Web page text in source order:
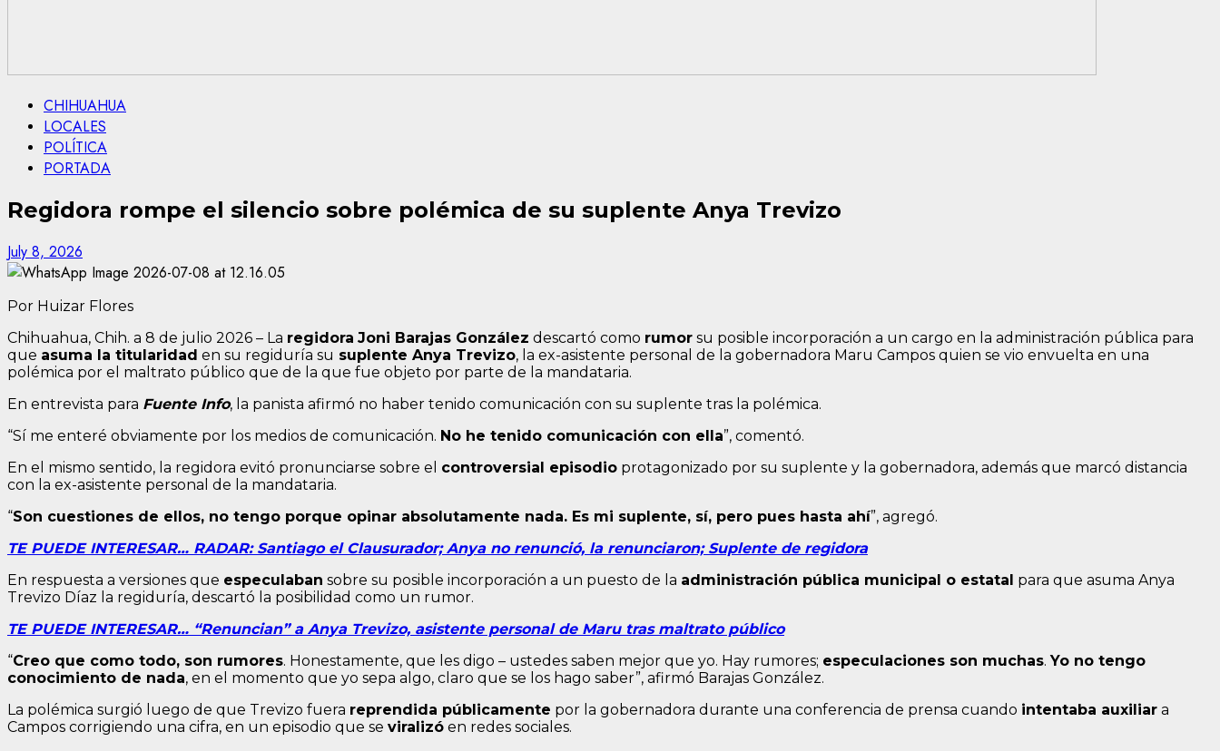
CHIHUAHUA
LOCALES
POLÍTICA
PORTADA
Regidora rompe el silencio sobre polémica de su suplente Anya Trevizo
July 8, 2026
Por Huizar Flores
Chihuahua, Chih. a 8 de julio 2026 – La regidora Joni Barajas González descartó como rumor su posible incorporación a un cargo en la administración pública para
que asuma la titularidad en su regiduría su suplente Anya Trevizo, la ex-asistente personal de la gobernadora Maru Campos quien se vio envuelta en una
polémica por el maltrato público que de la que fue objeto por parte de la mandataria.
En entrevista para Fuente Info, la panista afirmó no haber tenido comunicación con su suplente tras la polémica.
“Sí me enteré obviamente por los medios de comunicación. No he tenido comunicación con ella”, comentó.
En el mismo sentido, la regidora evitó pronunciarse sobre el controversial episodio protagonizado por su suplente y la gobernadora, además que marcó distancia
con la ex-asistente personal de la mandataria.
“Son cuestiones de ellos, no tengo porque opinar absolutamente nada. Es mi suplente, sí, pero pues hasta ahí”, agregó.
TE PUEDE INTERESAR… RADAR: Santiago el Clausurador; Anya no renunció, la renunciaron; Suplente de regidora
En respuesta a versiones que especulaban sobre su posible incorporación a un puesto de la administración pública municipal o estatal para que asuma Anya
Trevizo Díaz la regiduría, descartó la posibilidad como un rumor.
TE PUEDE INTERESAR… “Renuncian” a Anya Trevizo, asistente personal de Maru tras maltrato público
“Creo que como todo, son rumores. Honestamente, que les digo – ustedes saben mejor que yo. Hay rumores; especulaciones son muchas.Yo no tengo
conocimiento de nada, en el momento que yo sepa algo, claro que se los hago saber”, afirmó Barajas González.
La polémica surgió luego de que Trevizo fuera reprendida públicamente por la gobernadora durante una conferencia de prensa cuando intentaba auxiliar a
Campos corrigiendo una cifra, en un episodio que se viralizó en redes sociales.